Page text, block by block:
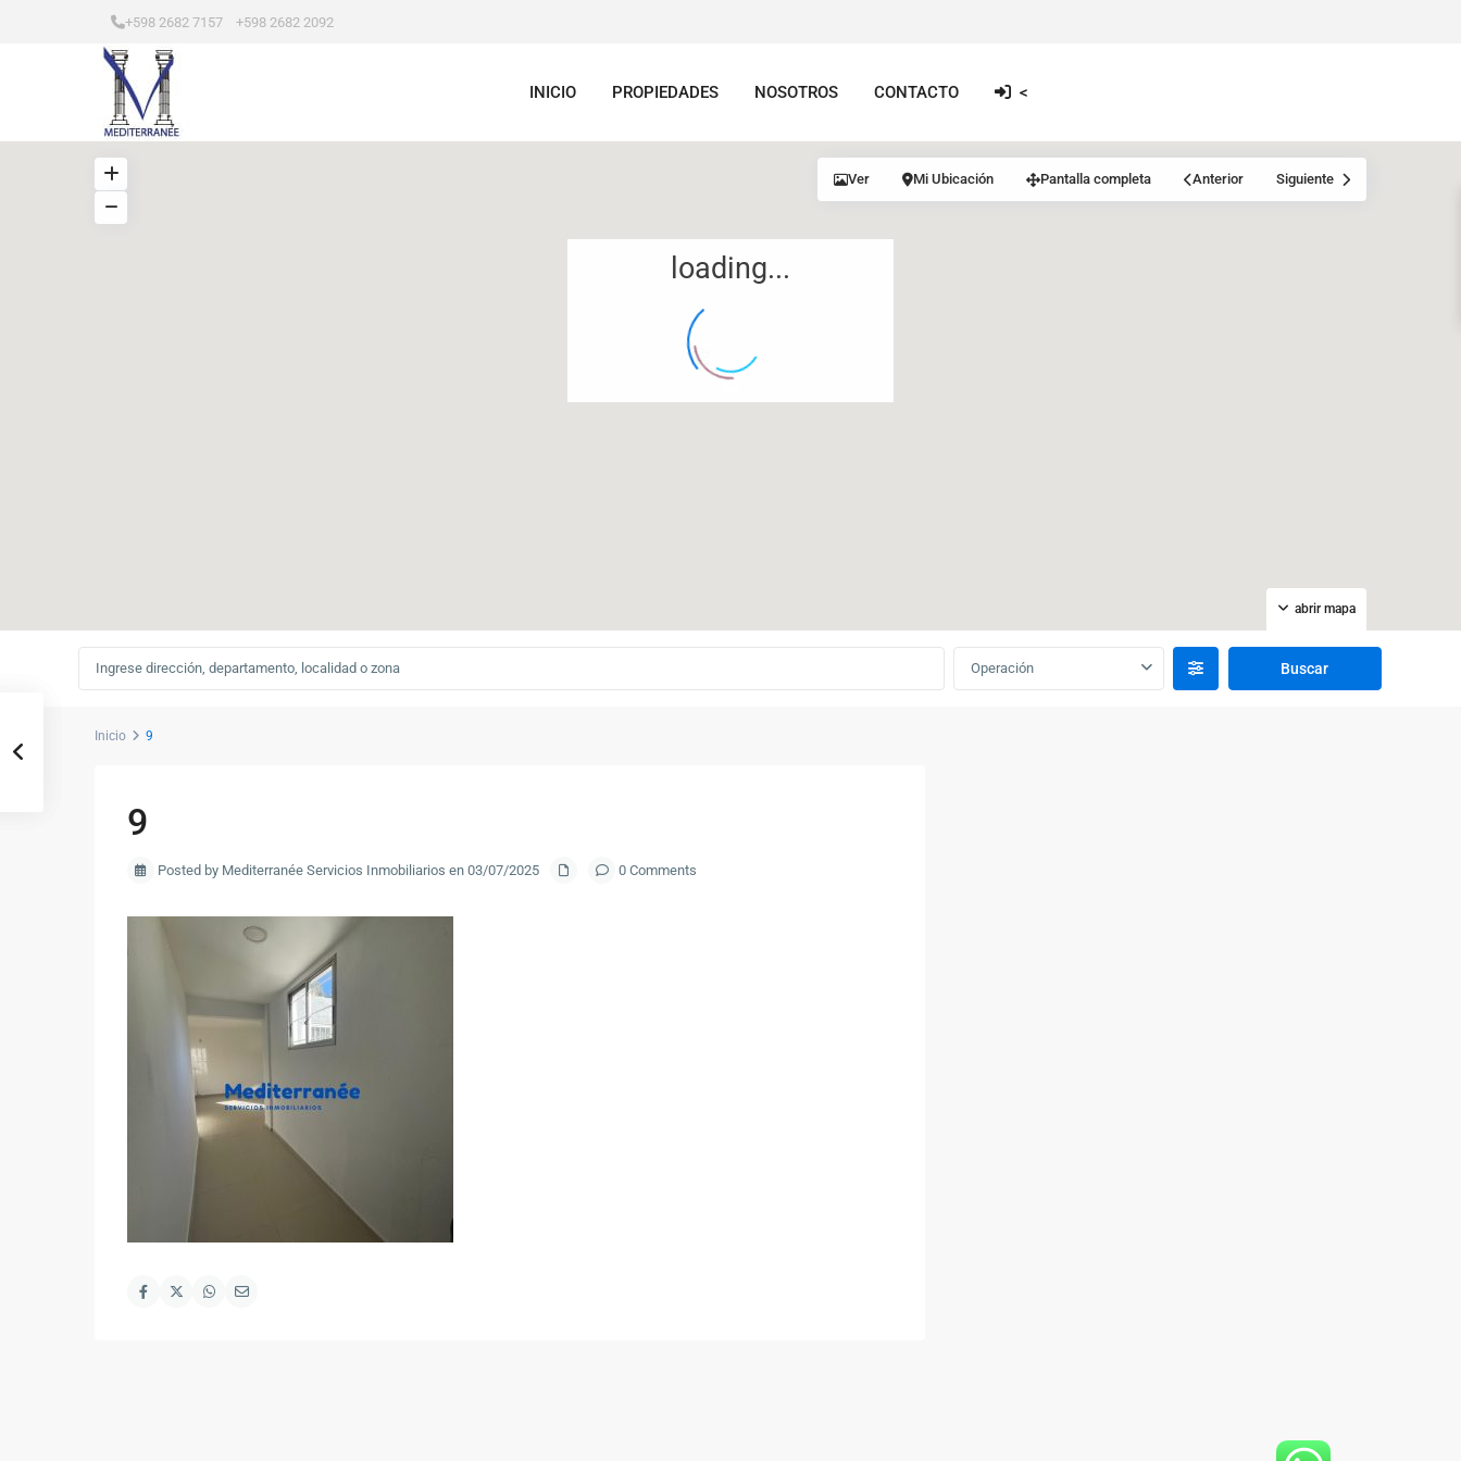
+598 2682 7157 +598 2682 2092
INICIO PROPIEDADES NOSOTROS CONTACTO <
12
loading...
abrir mapa
Ver Mi Ubicación Pantalla completa Anterior Siguiente
Operación
Inicio 9
9
Posted by Mediterranée Servicios Inmobiliarios en 03/07/2025 0 Comments